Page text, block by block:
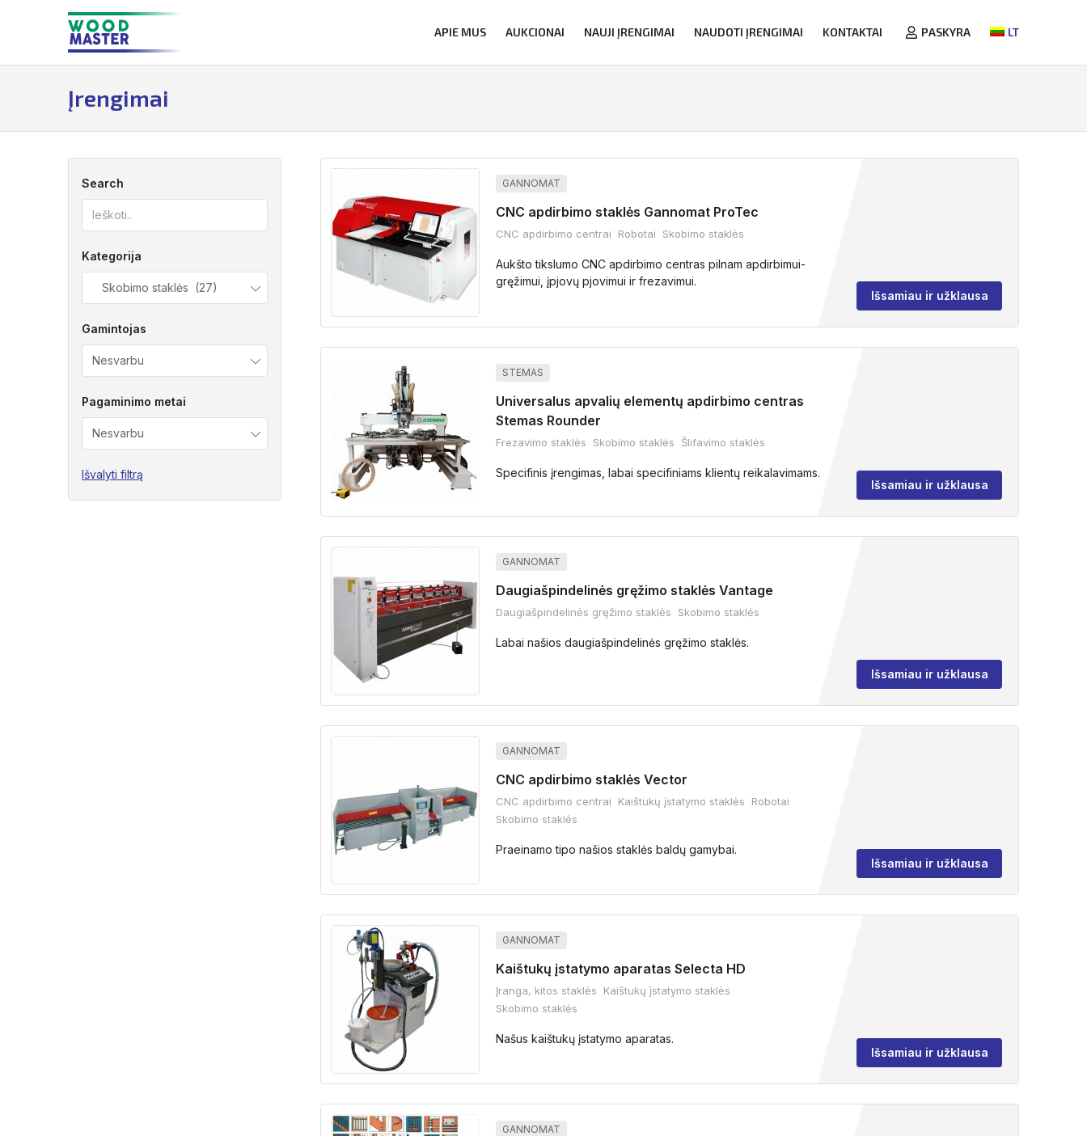
APIE MUS AUKCIONAI NAUJI ĮRENGIMAI NAUDOTI ĮRENGIMAI KONTAKTAI PASKYRA LT
Įrengimai
Search
Kategorija
Skobimo staklės (27)
Gamintojas
Pagaminimo metai
Išvalyti filtrą
GANNOMAT
CNC apdirbimo staklės Gannomat ProTec
CNC apdirbimo centrai Robotai Skobimo staklės
Aukšto tikslumo CNC apdirbimo centras pilnam apdirbimui-
gręžimui, įpjovų pjovimui ir frezavimui.
Išsamiau ir užklausa
STEMAS
Universalus apvalių elementų apdirbimo centras
Stemas Rounder
Frezavimo staklės Skobimo staklės Šlifavimo staklės
Specifinis įrengimas, labai specifiniams klientų reikalavimams.
Išsamiau ir užklausa
GANNOMAT
Daugiašpindelinės gręžimo staklės Vantage
Daugiašpindelinės gręžimo staklės Skobimo staklės
Labai našios daugiašpindelinės gręžimo staklės.
Išsamiau ir užklausa
GANNOMAT
CNC apdirbimo staklės Vector
CNC apdirbimo centrai Kaištukų įstatymo staklės
Robotai
Skobimo staklės
Praeinamo tipo našios staklės baldų gamybai.
Išsamiau ir užklausa
GANNOMAT
Kaištukų įstatymo aparatas Selecta HD
Įranga, kitos staklės
Kaištukų įstatymo staklės
Skobimo staklės
Našus kaištukų įstatymo aparatas.
Išsamiau ir užklausa
GANNOMAT